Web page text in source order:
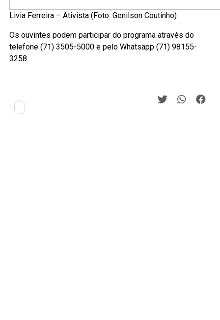
Livia Ferreira – Ativista (Foto: Genilson Coutinho)
Os ouvintes podem participar do programa através do
telefone (71) 3505-5000 e pelo Whatsapp (71) 98155-
3258.